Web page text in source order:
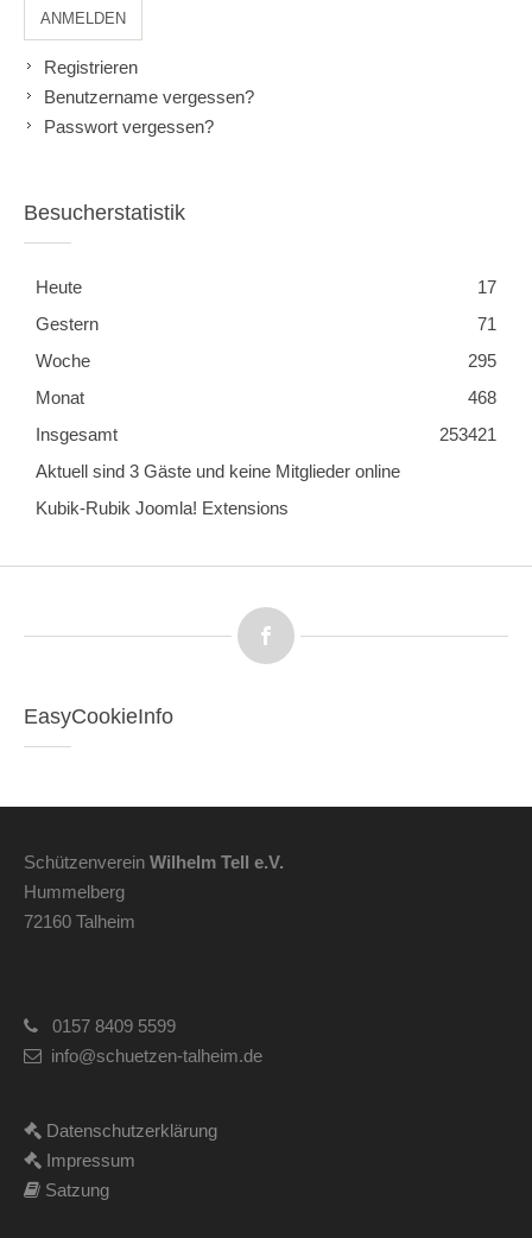
ANMELDEN
Registrieren
Benutzername vergessen?
Passwort vergessen?
Besucherstatistik
Heute
17
Gestern
71
Woche
295
Monat
468
Insgesamt
253421
Aktuell sind 3 Gäste und keine Mitglieder online
Kubik-Rubik Joomla! Extensions
EasyCookieInfo
Schützenverein Wilhelm Tell e.V.
Hummelberg
72160 Talheim
0157 8409 5599
info@schuetzen-talheim.de
Datenschutzerklärung
Impressum
Satzung